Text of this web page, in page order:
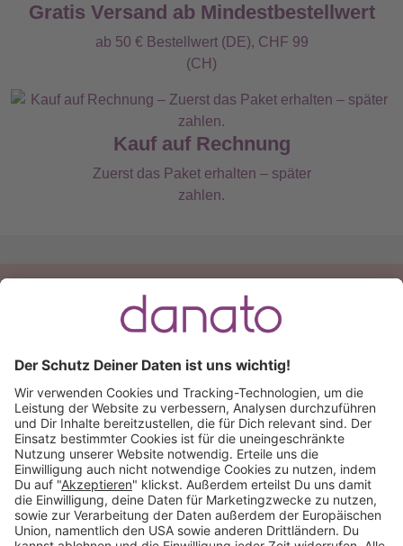
Gratis Versand ab Mindestbestellwert
ab 50 € Bestellwert (DE), CHF 99
(CH)
Kauf auf Rechnung
Zuerst das Paket erhalten – später
zahlen.
Du hast eine Frage?
+49 (0) 511 51 56 0300
schreib uns eineE-Mail
Käuferschutz inklusive Kauf auf Rechnung